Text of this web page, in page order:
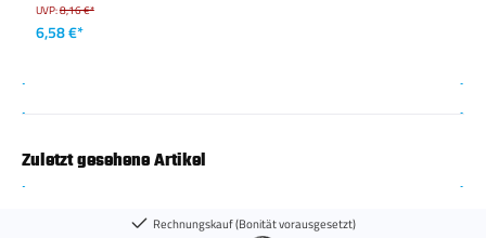
UVP:8,16 €*
6,58 €*
Zuletzt gesehene Artikel
Rechnungskauf (Bonität vorausgesetzt)